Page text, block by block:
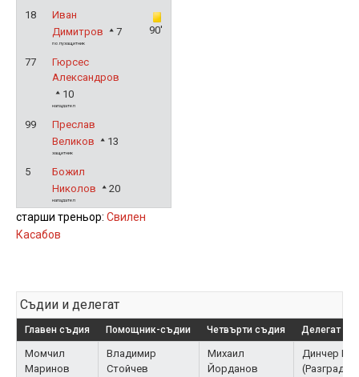
18
Иван
Димитров
7
полузащитник
90'
77
Гюрсес
Александров
10
нападател
99
Преслав
Великов
13
защитник
5
Божил
Николов
20
нападател
старши треньор: Свилен
Касабов
Съдии и делегат
Главен съдия Помощник-съдии Четвърти съдия Делегат
Момчил
Маринов
Владимир
Стойчев
Михаил
Йорданов
Динчер
(Разград)